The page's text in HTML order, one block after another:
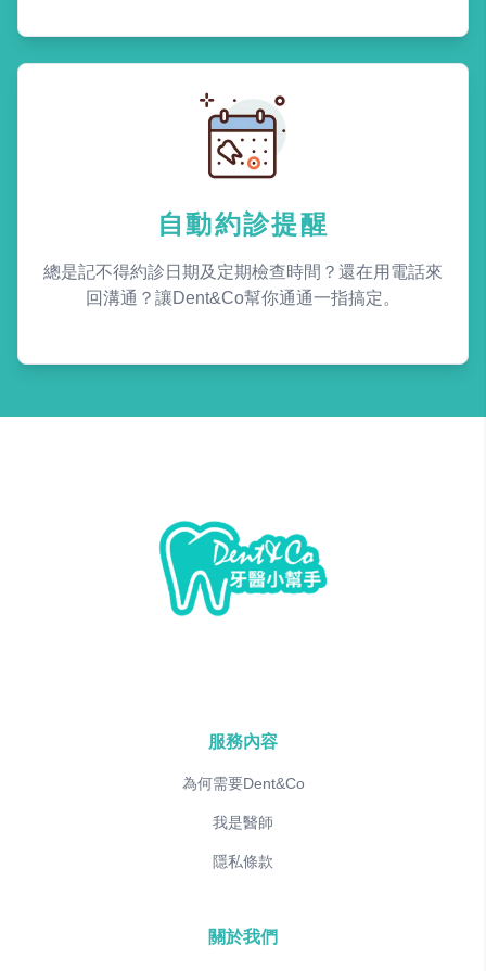
自動約診提醒
總是記不得約診日期及定期檢查時間？還在用電話來
回溝通？讓Dent&Co幫你通通一指搞定。
服務內容
為何需要Dent&Co
我是醫師
隱私條款
關於我們